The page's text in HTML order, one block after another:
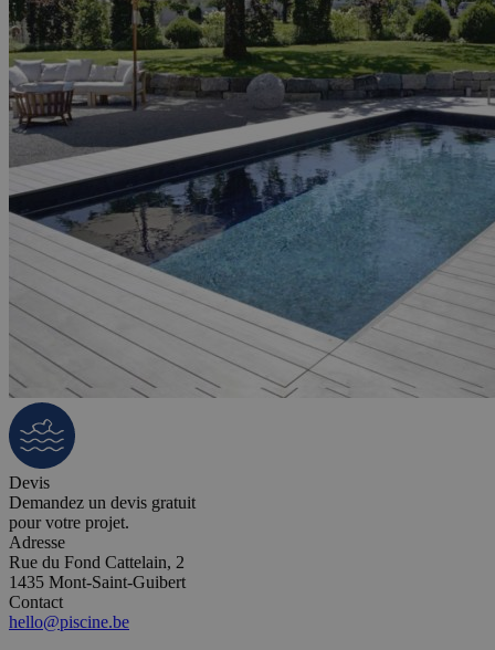
Devis
Demandez un devis gratuit
pour votre projet.
Adresse
Rue du Fond Cattelain, 2
1435 Mont-Saint-Guibert
Contact
hello@piscine.be